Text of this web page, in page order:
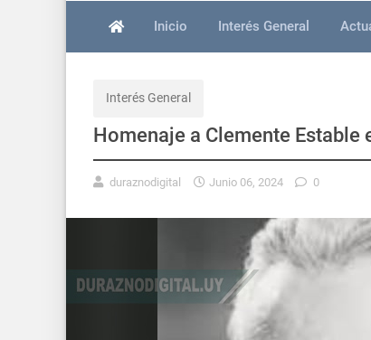
Inicio Interés General
Interés General
Homenaje a Clemente Estable
duraznodigital Junio 06, 2024 0